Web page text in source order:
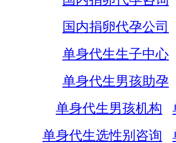
国内捐卵代孕公司
单身代生生子中心
单身代生男孩助孕
单身代生男孩机构
单身代生选性别咨询